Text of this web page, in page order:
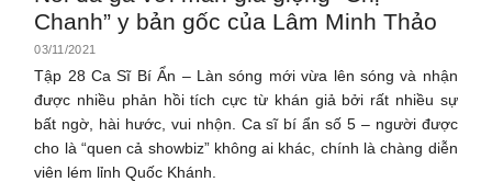
Chanh” y bản gốc của Lâm Minh Thảo
03/11/2021
Tập 28 Ca Sĩ Bí Ẩn – Làn sóng mới vừa lên sóng và nhận
được nhiều phản hồi tích cực từ khán giả bởi rất nhiều sự
bất ngờ, hài hước, vui nhộn. Ca sĩ bí ẩn số 5 – người được
cho là “quen cả showbiz” không ai khác, chính là chàng diễn
viên lém lỉnh Quốc Khánh.